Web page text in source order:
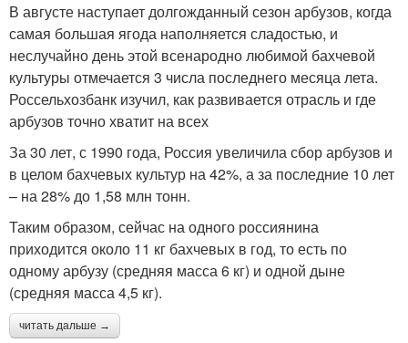
В августе наступает долгожданный сезон арбузов, когда
самая большая ягода наполняется сладостью, и
неслучайно день этой всенародно любимой бахчевой
культуры отмечается 3 числа последнего месяца лета.
Россельхозбанк изучил, как развивается отрасль и где
арбузов точно хватит на всех
За 30 лет, с 1990 года, Россия увеличила сбор арбузов и
в целом бахчевых культур на 42%, а за последние 10 лет
– на 28% до 1,58 млн тонн.
Таким образом, сейчас на одного россиянина
приходится около 11 кг бахчевых в год, то есть по
одному арбузу (средняя масса 6 кг) и одной дыне
(средняя масса 4,5 кг).
читать дальше →